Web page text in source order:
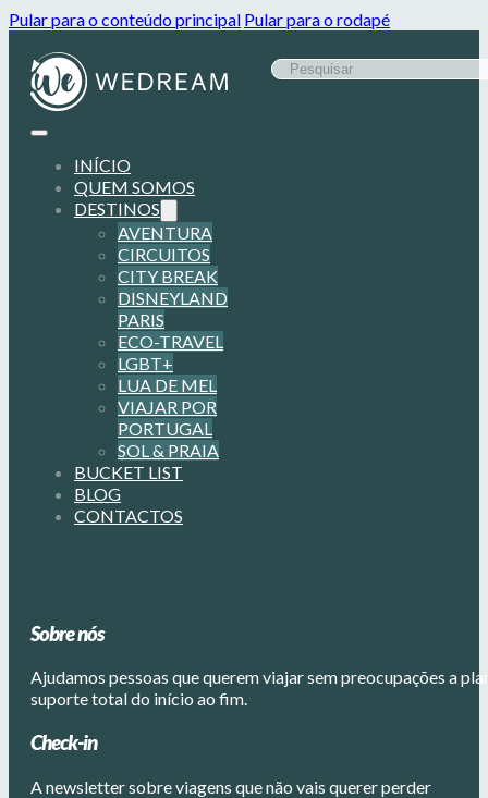
Pular para o conteúdo principal Pular para o rodapé
INÍCIO
QUEM SOMOS
DESTINOS
AVENTURA
CIRCUITOS
CITY BREAK
DISNEYLAND
PARIS
ECO-TRAVEL
LGBT+
LUA DE MEL
VIAJAR POR
PORTUGAL
SOL & PRAIA
BUCKET LIST
BLOG
CONTACTOS
Sobre nós
Ajudamos pessoas que querem viajar sem preocupações a
suporte total do início ao fim.
Check-in
A newsletter sobre viagens que não vais querer perder